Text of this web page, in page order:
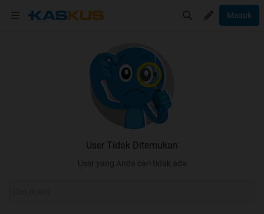
Masuk
User Tidak Ditemukan
User yang Anda cari tidak ada